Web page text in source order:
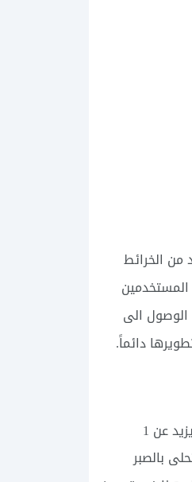
من الخرائط
المستخدمين
الوصول الى
دائماً.
المتوفر الآن على هواتف Android و Samsung Galaxy و Sony و iPhone بحجم صغير جدًا لا يزيد عن 1
بالصبر